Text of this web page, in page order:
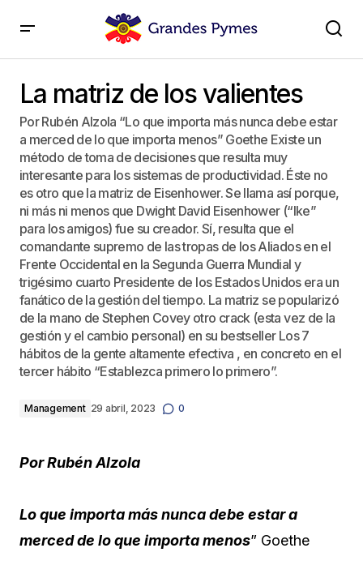
La matriz de los valientes
Por Rubén Alzola “Lo que importa más nunca debe estar
a merced de lo que importa menos” Goethe Existe un
método de toma de decisiones que resulta muy
interesante para los sistemas de productividad. Éste no
es otro que la matriz de Eisenhower. Se llama así porque,
ni más ni menos que Dwight David Eisenhower (“Ike”
para los amigos) fue su creador. Sí, resulta que el
comandante supremo de las tropas de los Aliados en el
Frente Occidental en la Segunda Guerra Mundial y
trigésimo cuarto Presidente de los Estados Unidos era un
fanático de la gestión del tiempo. La matriz se popularizó
de la mano de Stephen Covey otro crack (esta vez de la
gestión y el cambio personal) en su bestseller Los 7
hábitos de la gente altamente efectiva , en concreto en el
tercer hábito “Establezca primero lo primero”.
Management 29 abril, 2023 0
Por Rubén Alzola
Lo que importa más nunca debe estar a
merced de lo que importa menos” Goethe